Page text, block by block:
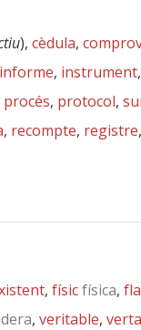
), cèdula,
informe, instrument
procés, protocol,
, recompte, registre,
, físicfísica,
, veritable,